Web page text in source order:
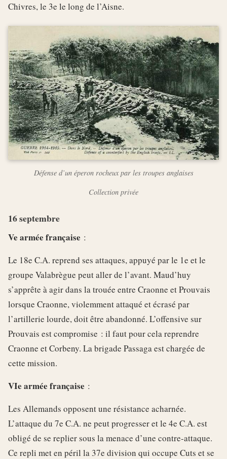
Chivres, le 3e le long de l’Aisne.
Défense d’un éperon rocheux par les troupes anglaises
Collection privée
16 septembre
Ve armée française :
Le 18e C.A. reprend ses attaques, appuyé par le 1e et le
groupe Valabrègue peut aller de l’avant. Maud’huy
s’apprête à agir dans la trouée entre Craonne et Prouvais
lorsque Craonne, violemment attaqué et écrasé par
l’artillerie lourde, doit être abandonné. L’offensive sur
Prouvais est compromise : il faut pour cela reprendre
Craonne et Corbeny. La brigade Passaga est chargée de
cette mission.
VIe armée française :
Les Allemands opposent une résistance acharnée.
L’attaque du 7e C.A. ne peut progresser et le 4e C.A. est
obligé de se replier sous la menace d’une contre-attaque.
Ce repli met en péril la 37e division qui occupe Cuts et se